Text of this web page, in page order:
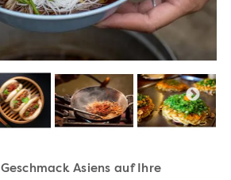
Geschmack Asiens auf Ihre